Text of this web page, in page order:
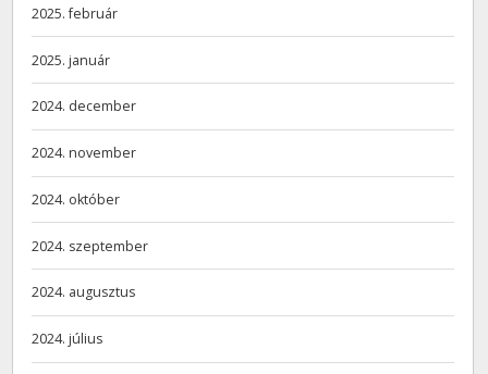
2025. február
2025. január
2024. december
2024. november
2024. október
2024. szeptember
2024. augusztus
2024. július